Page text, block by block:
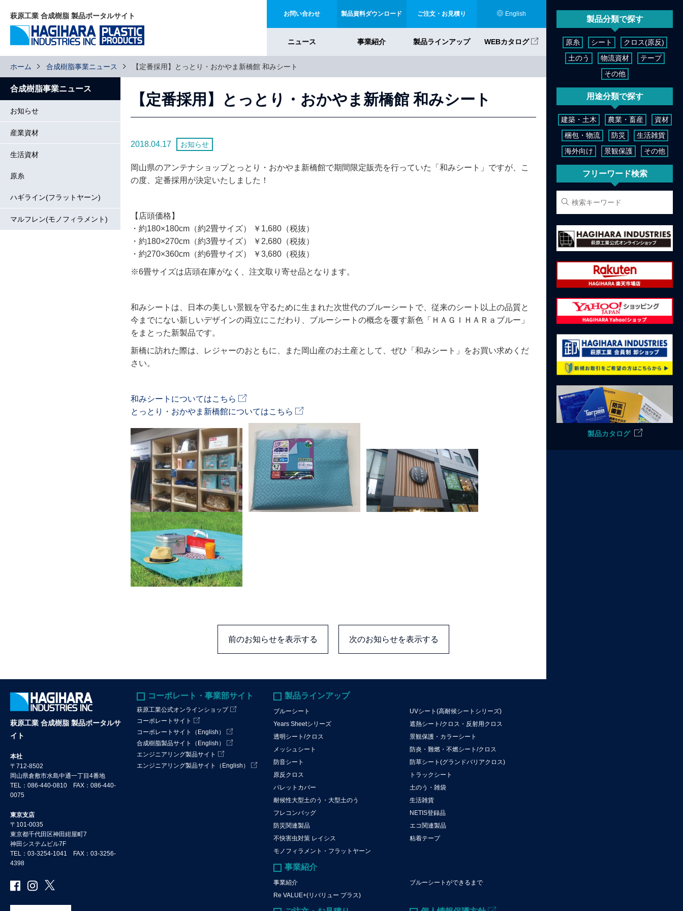
萩原工業 合成樹脂 製品ポータルサイト お問い合わせ 製品資料ダウンロード ご注文・お見積り English
ニュース 事業紹介 製品ラインアップ WEBカタログ
ホーム 合成樹脂事業ニュース 【定番採用】とっとり・おかやま新橋館 和みシート
合成樹脂事業ニュース
お知らせ
産業資材
生活資材
原糸
ハギライン(フラットヤーン)
マルフレン(モノフィラメント)
【定番採用】とっとり・おかやま新橋館 和みシート
2018.04.17 お知らせ
岡山県のアンテナショップとっとり・おかやま新橋館で期間限定販売を行っていた「和みシート」ですが、こ
の度、定番採用が決定いたしました！
【店頭価格】
・約180×180cm（約2畳サイズ） ￥1,680（税抜）
・約180×270cm（約3畳サイズ） ￥2,680（税抜）
・約270×360cm（約6畳サイズ） ￥3,680（税抜）
※6畳サイズは店頭在庫がなく、注文取り寄せ品となります。
和みシートは、日本の美しい景観を守るために生まれた次世代のブルーシートで、従来のシート以上の品質と
今までにない新しいデザインの両立にこだわり、ブルーシートの概念を覆す新色「ＨＡＧＩＨＡＲａブルー」
をまとった新製品です。
新橋に訪れた際は、レジャーのおともに、また岡山産のお土産として、ぜひ「和みシート」をお買い求めくだ
さい。
和みシートについてはこちら
とっとり・おかやま新橋館についてはこちら
前のお知らせを表示する 次のお知らせを表示する
萩原工業 合成樹脂 製品ポータルサ
イト
本社
〒712-8502
岡山県倉敷市水島中通一丁目4番地
TEL：086-440-0810 FAX：086-440-
0075
東京支店
〒101-0035
東京都千代田区神田紺屋町7
神田システムビル7F
TEL：03-3254-1041 FAX：03-3256-
4398
コーポレート・事業部サイト
萩原工業公式オンラインショップ
コーポレートサイト
コーポレートサイト（English）
合成樹脂製品サイト（English）
エンジニアリング製品サイト
エンジニアリング製品サイト（English）
製品ラインアップ
ブルーシート
UVシート(高耐候シートシリーズ)
Years Sheetシリーズ
遮熱シート/クロス・反射用クロス
透明シート/クロス
景観保護・カラーシート
メッシュシート
防炎・難燃・不燃シート/クロス
防音シート
防草シート(グランドバリアクロス)
原反クロス
トラックシート
パレットカバー
土のう・雑袋
耐候性大型土のう・大型土のう
生活雑貨
フレコンバッグ
NETIS登録品
防災関連製品
エコ関連製品
不快害虫対策 レイシス
粘着テープ
モノフィラメント・フラットヤーン
事業紹介
事業紹介
ブルーシートができるまで
Re VALUE+(リバリュー プラス)
製品分類で探す
原糸 シート
クロス(原反)
土のう
物流資材
テープ
その他
用途分類で探す
建築・土木 農業・畜産
資材
梱包・物流
防災
生活雑貨
海外向け
景観保護 その他
フリーワード検索
製品カタログ